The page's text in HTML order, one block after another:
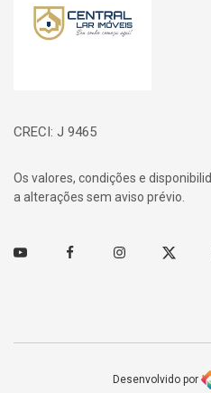
CRECI: J 9465
Os valores, condições e
a alterações sem aviso prévio.
Youtube FacebookInstagramTwitter
Desenvolvido por